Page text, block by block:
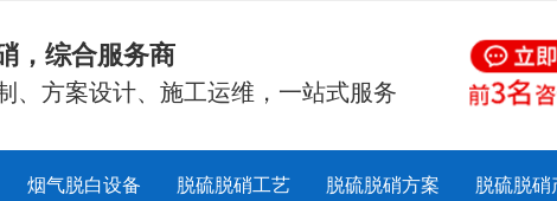
，综合服务商
、方案设计、施工运维，一站式服务
烟气脱白设备 脱硫脱硝工艺 脱硫脱硝方案 脱硫脱硝